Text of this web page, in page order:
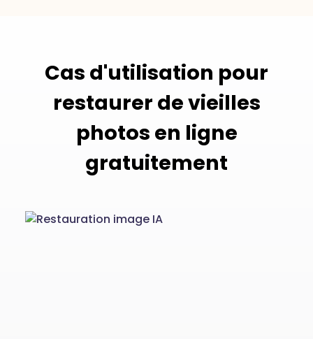
Cas d'utilisation pour
restaurer de vieilles
photos en ligne
gratuitement